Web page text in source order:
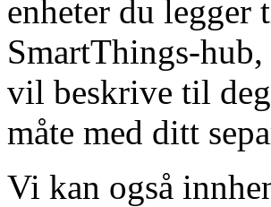
enheter du
SmartThings-
vil beskrive til
måte med ditt
Vi kan også